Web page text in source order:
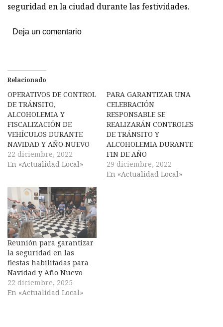
seguridad en la ciudad durante las festividades.
Deja un comentario
Relacionado
OPERATIVOS DE CONTROL
DE TRÁNSITO,
ALCOHOLEMIA Y
FISCALIZACIÓN DE
VEHÍCULOS DURANTE
NAVIDAD Y AÑO NUEVO
22 diciembre, 2022
En «Actualidad Local»
PARA GARANTIZAR UNA
CELEBRACIÓN
RESPONSABLE SE
REALIZARÁN CONTROLES
DE TRÁNSITO Y
ALCOHOLEMIA DURANTE
FIN DE AÑO
29 diciembre, 2022
En «Actualidad Local»
Reunión para garantizar
la seguridad en las
fiestas habilitadas para
Navidad y Año Nuevo
22 diciembre, 2025
En «Actualidad Local»